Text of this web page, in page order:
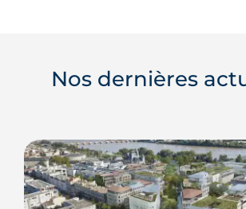
Nos dernières